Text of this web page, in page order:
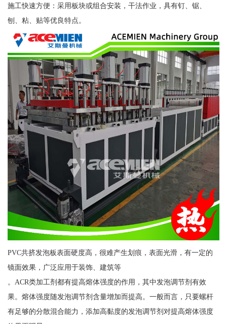
施工快速方便：采用板块或组合安装，干法作业，具有钉、锯、
刨、粘、贴等优良特点。
PVC共挤发泡板表面硬度高，很难产生划痕，表面光滑，有一定的
镜面效果，广泛应用于装饰、建筑等
。ACR类加工剂都有提高熔体强度的作用，其中发泡调节剂有效
果。熔体强度随发泡调节剂含量增加而提高。一般而言，只要螺杆
有足够的分散混合能力，添加高黏度的发泡调节剂对提高熔体强度